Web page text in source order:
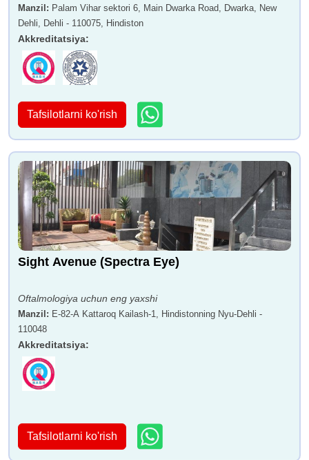
Manzil : Palam Vihar sektori 6, Main Dwarka Road, Dwarka, New
Dehli, Dehli - 110075, Hindiston
Akkreditatsiya:
Tafsilotlarni ko'rish
Sight Avenue (Spectra Eye)
Oftalmologiya uchun eng yaxshi
Manzil : E-82-A Kattaroq Kailash-1, Hindistonning Nyu-Dehli -
110048
Akkreditatsiya:
Tafsilotlarni ko'rish